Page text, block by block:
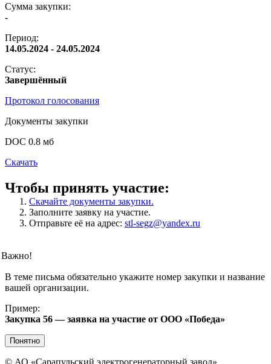
Сумма закупки:
-
Период:
14.05.2024 - 24.05.2024
Статус:
Завершённый
Протокол голосования
Документы закупки
DOC 0.8 мб
Скачать
Чтобы принять участие:
Скачайте документы закупки.
Заполните заявку на участие.
Отправьте её на адрес: stl-segz@yandex.ru
Важно!
В теме письма обязательно укажите номер закупки и название
вашей организации.
Пример:
Закупка 56 — заявка на участие от ООО «Победа»
Понятно
© АО «Сарапульский электрогенераторный завод»